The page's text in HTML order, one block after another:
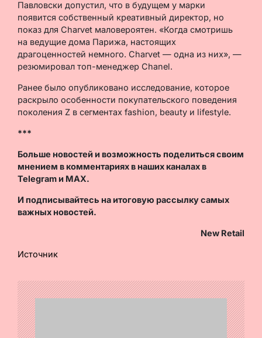
Павловски допустил, что в будущем у марки
появится собственный креативный директор, но
показ для Charvet маловероятен. «Когда смотришь
на ведущие дома Парижа, настоящих
драгоценностей немного. Charvet — одна из них», —
резюмировал топ-менеджер Chanel.
Ранее было опубликовано исследование, которое
раскрыло особенности покупательского поведения
поколения Z в сегментах fashion, beauty и lifestyle.
***
Больше новостей и возможность поделиться своим
мнением в комментариях в наших каналах в
Telegram и MAX.
И подписывайтесь на итоговую рассылку самых
важных новостей.
New Retail
Источник